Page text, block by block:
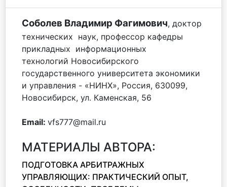
Соболев Владимир Фагимович, доктор
технических наук, профессор кафедры
прикладных информационных
технологий Новосибирского
государственного университета экономики
и управления - «НИНХ», Россия, 630099,
Новосибирск, ул. Каменская, 56
Email: vfs777@mail.ru
МАТЕРИАЛЫ АВТОРА:
ПОДГОТОВКА АРБИТРАЖНЫХ
УПРАВЛЯЮЩИХ: ПРАКТИЧЕСКИЙ ОПЫТ,